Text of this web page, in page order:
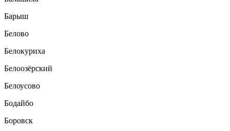
Барыш
Белово
Белокуриха
Белоозёрский
Белоусово
Бодайбо
Боровск